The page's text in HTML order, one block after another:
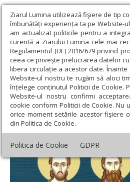
Ziarul Lumina utilizează fişiere de tip
îmbunătăți experiența ta pe Website-
am actualizat politicile pentru a
curentă a Ziarului Lumina cele mai
Regulamentul (UE) 2016/679 privind
ceea ce privește prelucrarea datelor
libera circulație a acestor date.
Website-ul nostru te rugăm să aloci
înțelege conținutul Politicii de Cookie.
Website-ul nostru confirmi
cookie conform Politicii de Cookie. Nu
orice moment setările acestor fişiere
din Politica de Cookie.
Politica de Cookie GDPR
Ziarul Lumina › 28 aprilie 2020 -
28 aprilie 2020 -